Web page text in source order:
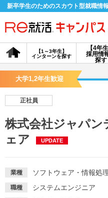
新卒学生のためのスカウト型就職情
【4年生
採用情
探す
【1～3年生】
インターンを探す
会員登録
探す
【4年生】
イベントを探す
大学1,2年生歓迎
正社員
株式会社ジャパ
ェア
UPDATE
業種 ソフトウェア・情報処
職種 システムエンジニア